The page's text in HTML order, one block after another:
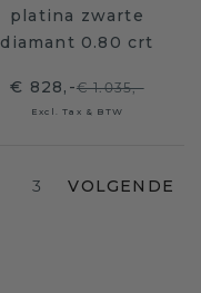
platina zwarte
diamant 0.80 crt
€ 828,-€ 1.035,-
Excl. Tax & BTW
3 VOLGENDE